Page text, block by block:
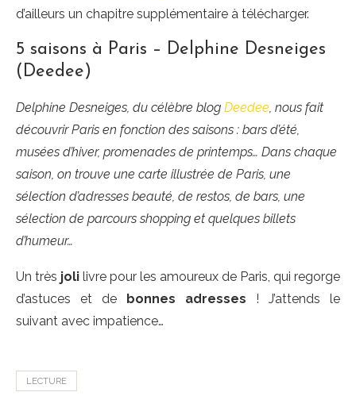
d’ailleurs un chapitre supplémentaire à télécharger.
5 saisons à Paris – Delphine Desneiges
(Deedee)
Delphine Desneiges, du célèbre blog Deedee, nous fait
découvrir Paris en fonction des saisons : bars d’été,
musées d’hiver, promenades de printemps… Dans chaque
saison, on trouve une carte illustrée de Paris, une
sélection d’adresses beauté, de restos, de bars, une
sélection de parcours shopping et quelques billets
d’humeur…
Un très joli livre pour les amoureux de Paris, qui regorge
d’astuces et de bonnes adresses ! J’attends le
suivant avec impatience…
LECTURE